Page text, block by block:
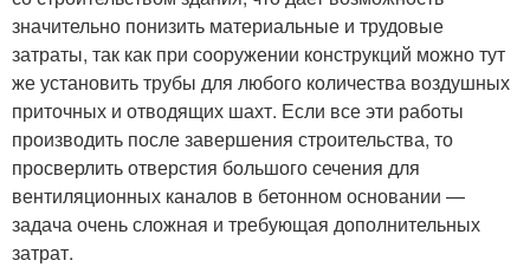
значительно понизить материальные и трудовые
затраты, так как при сооружении конструкций можно тут
же установить трубы для любого количества воздушных
приточных и отводящих шахт. Если все эти работы
производить после завершения строительства, то
просверлить отверстия большого сечения для
вентиляционных каналов в бетонном основании —
задача очень сложная и требующая дополнительных
затрат.